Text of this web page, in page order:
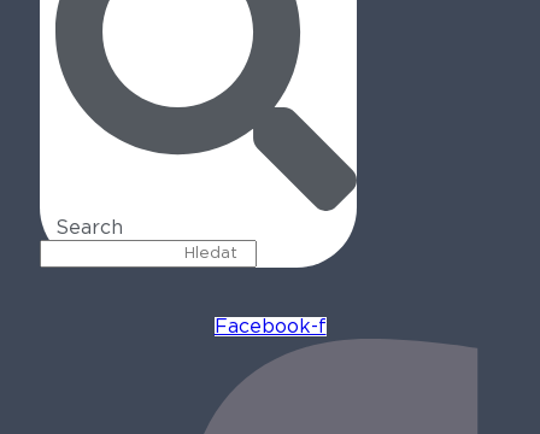
Search
Facebook-f